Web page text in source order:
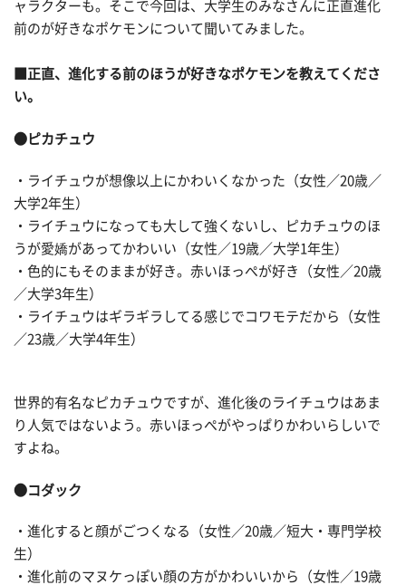
ャラクターも。そこで今回は、大学生のみなさんに正直進化
前のが好きなポケモンについて聞いてみました。
■正直、進化する前のほうが好きなポケモンを教えてくださ
い。
●ピカチュウ
・ライチュウが想像以上にかわいくなかった（女性／20歳／
大学2年生）
・ライチュウになっても大して強くないし、ピカチュウのほ
うが愛嬌があってかわいい（女性／19歳／大学1年生）
・色的にもそのままが好き。赤いほっぺが好き（女性／20歳
／大学3年生）
・ライチュウはギラギラしてる感じでコワモテだから（女性
／23歳／大学4年生）
世界的有名なピカチュウですが、進化後のライチュウはあま
り人気ではないよう。赤いほっぺがやっぱりかわいらしいで
すよね。
●コダック
・進化すると顔がごつくなる（女性／20歳／短大・専門学校
生）
・進化前のマヌケっぽい顔の方がかわいいから（女性／19歳